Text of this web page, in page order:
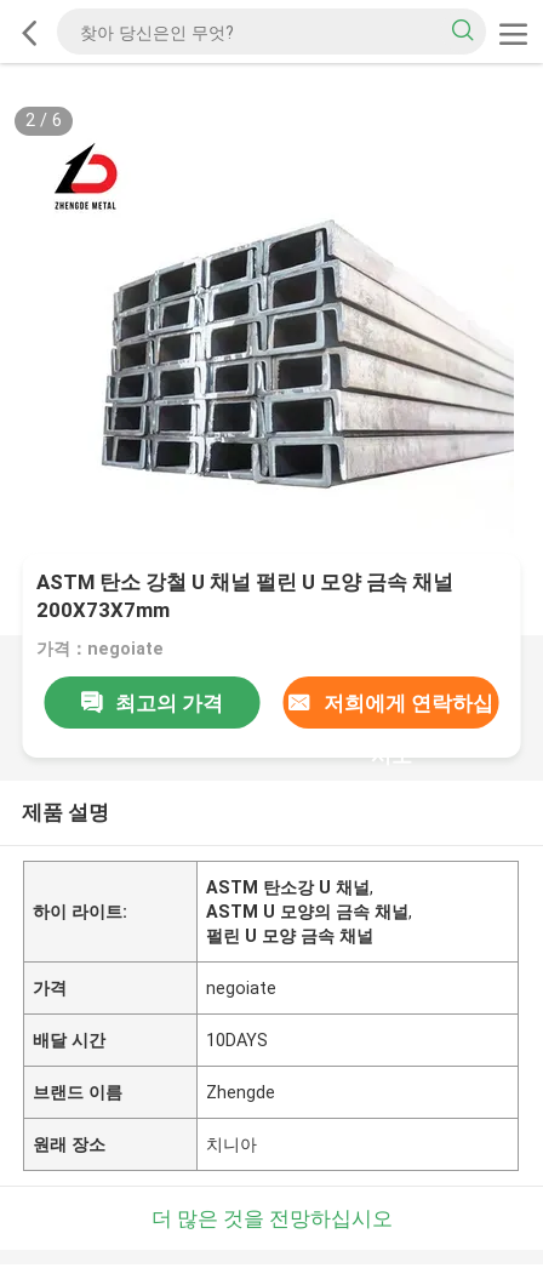
2/ 6
ASTM 탄소 강철 U 채널 펄린 U 모양 금속 채널
200X73X7mm
가격：negoiate
최고의 가격 저희에게 연락하십
시오
제품 설명
하이 라이트:
ASTM 탄소강 U 채널,
ASTM U 모양의 금속 채널,
펄린 U 모양 금속 채널
가격 negoiate
배달 시간 10DAYS
브랜드 이름 Zhengde
원래 장소 치니아
더 많은 것을 전망하십시오